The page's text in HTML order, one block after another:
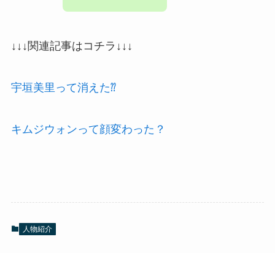
↓↓↓関連記事はコチラ↓↓↓
宇垣美里って消えた⁇
キムジウォンって顔変わった？
人物紹介